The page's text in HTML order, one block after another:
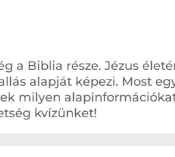
a Biblia része. Jézus
alapját képezi. Most
milyen
kvízünket!